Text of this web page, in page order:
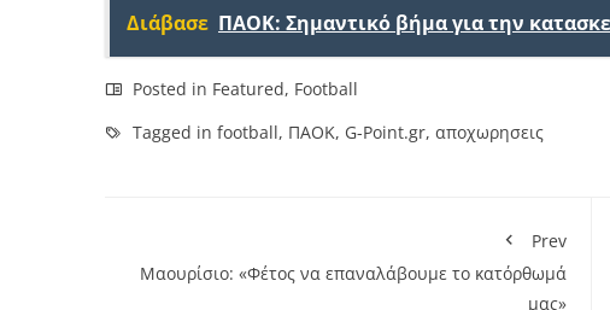
Διάβασε ΠΑΟΚ: Σημαντικό βήμα για την
Posted in Featured, Football
Tagged in football, ΠΑΟΚ, G-Point.gr, αποχωρησεις
Prev
Μαουρίσιο: «Φέτος να επαναλάβουμε το κατόρθωμά
μας»